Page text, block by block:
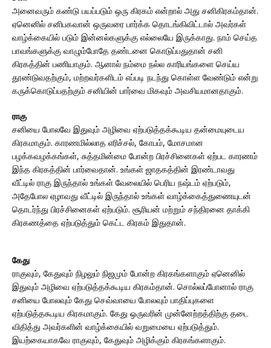
அனைவரும் கண்டு பயப்படும் ஒரு கிரகம் என்றால் அது சனிகிரகம்தான்.
ஏனெனில் சனிபகவான் ஒருவரை பார்க்க தொடங்கிவிட்டால் அவர்கள்
வாழ்க்கையில் படும் இன்னல்களுக்கு எல்லையே இருக்காது. நாம் செய்த
பாவங்களுக்கு வாழும்போதே தண்டனை கொடுப்பதுதான் சனி
கிரகத்தின் பணியாகும். ஆனால் நம்மை நல்ல காரியங்களை செய்ய
தூண்டுவதற்கும், மற்றவர்களிடம் எப்படி நடந்து கொள்ள வேண்டும் என்று
கருக்கொடுப்பதற்கும் சனியின் பார்வை மிகவும் அவசியமானதாகும்.
ராகு
சனியை போலவே இதுவும் அழிவை ஏற்படுத்தக்கூடிய தன்மையுடைய
கிரகமாகும். காரணமில்லாத எரிச்சல், கோபம், மோசமான
பழக்கவழக்கங்கள், சுத்தமின்மை போன்ற பிரச்சினைகள் ஏற்பட காரணம்
இந்த கிரகத்தின் பார்வைதான். உங்கள் ஜாதகத்தின் இரண்டாவது
வீட்டில் ராகு இருந்தால் உங்கள் வேலையில் பெரிய நஷ்டம் ஏற்படும்,
அதேபோல ஏழாவது வீட்டில் இருந்தால் உங்கள் வாழ்க்கைத்துணையுடன்
தொடர்ந்து பிரச்சினைகள் ஏற்படும். சூரியன் மற்றும் சந்திரனை தாக்கி
கிரகணத்தை ஏற்படுத்தும் கெட்ட கிரகம் இதுதான்.
கேது
ராகுவும், கேதுவும் நிழலும் நிஜமும் போன்ற கிரகங்களாகும் ஏனெனில்
இதுவும் அழிவை ஏற்படுத்தக்கூடிய கிரகம்தான். சொல்லப்போனால் ராகு
சனியை போலவும் கேது செவ்வாயை போலவும் பாதிப்புகளை
ஏற்படுத்தகூடிய கிரகமாகும். கேது ஒருவரின் முன்னேற்றத்திற்கு தடை
விதித்து அவர்களின் வாழ்க்கையில் வறுமையை ஏற்படுத்தும்.
இயற்கையாகவே ராகுவும், கேதுவும் அழிக்கும் கிரகங்களாகும்.